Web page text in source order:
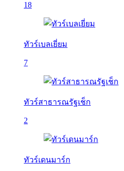
18
ทัวร์เบลเยี่ยม
7
ทัวร์สาธารณรัฐเช็ก
2
ทัวร์เดนมาร์ก